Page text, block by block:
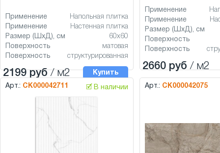
Применение
Напольная плитка
Применение
Настенная плитка
Размер (ШхД), см
60x60
Поверхность
матовая
Поверхность
структурированная
2199 руб/ м2 Купить
Применение
Применение
Размер (ШхД), см
Поверхность
Поверхность
2660 руб / м2
Арт.: СК000042711 🗹 В наличии Арт.: СК000042075